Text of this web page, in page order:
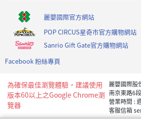
麗嬰國際官方網站
POP CIRCUS星奇市官方購物網站
Sanrio Gift Gate官方購物網站
Facebook 粉絲專頁
為確保最佳瀏覽體驗，建議使用
版本60以上之Google Chrome瀏
覽器
麗嬰國際股
南京東路6
營業時間 :
客服信箱